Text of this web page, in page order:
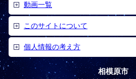
動画一覧
このサイトについて
個人情報の考え方
相模原市